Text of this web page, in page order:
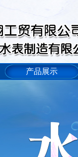
产品展示